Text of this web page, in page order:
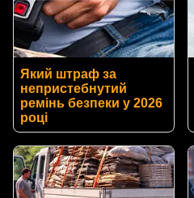
Який штраф за
непристебнутий
ремінь безпеки у 2026
році